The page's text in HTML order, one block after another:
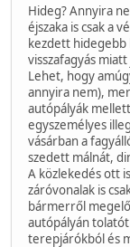
Hideg? Annyira
éjszaka is csak a
kezdett hidegebb
visszafagyás miatt
Lehet, hogy
annyira nem),
autópályák
egyszemélyes
vásárban a
szedett málnát,
A közlekedés ott
záróvonalak is
bármerről
autópályán
terepjárókból és